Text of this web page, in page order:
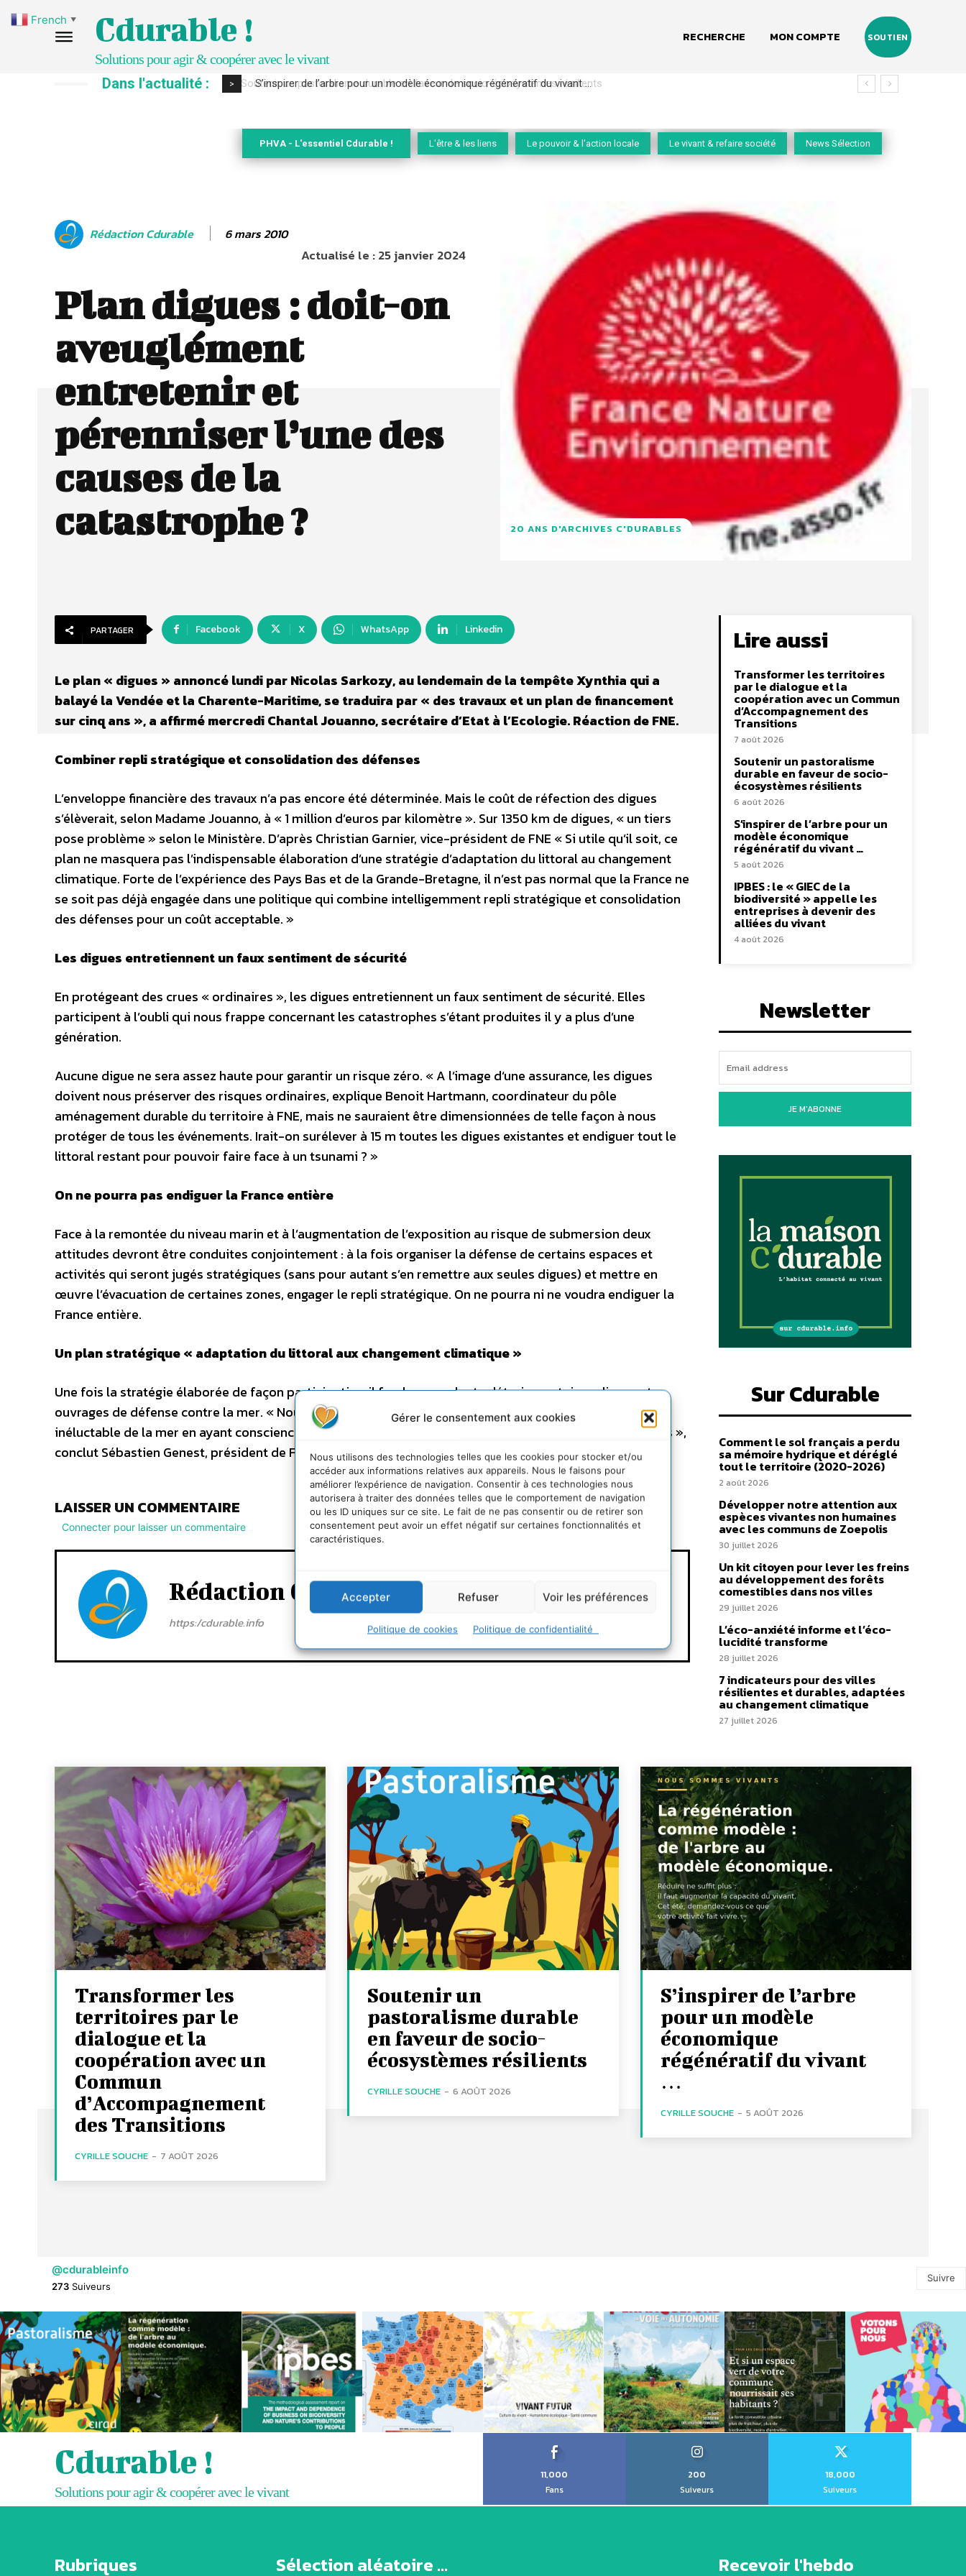
Gérer le consentement aux cookies
Nous utilisons des technologies telles que les cookies pour stocker et/ou
accéder aux informations relatives aux appareils. Nous le faisons pour
améliorer l’expérience de navigation. Consentir à ces technologies nous
autorisera à traiter des données telles que le comportement de navigation
ou les ID uniques sur ce site. Le fait de ne pas consentir ou de retirer son
consentement peut avoir un effet négatif sur certaines fonctionnalités et
caractéristiques.
Accepter Refuser Voir les préférences
Politique de cookies Politique de confidentialité
Cdurable !
Solutions pour agir & coopérer avec le vivant
RECHERCHE MON COMPTE SOUTIEN
Dans l'actualité : > S’inspirer de l’arbre pour un modèle économique régénératif du vivant …
PHVA - L'essentiel Cdurable ! L'être & les liens Le pouvoir & l'action locale Le vivant & refaire société News Sélection
Rédaction Cdurable 6 mars 2010
Actualisé le :25 janvier 2024
Plan digues : doit-on
aveuglément
entretenir et
pérenniser l’une des
causes de la
catastrophe ?
20 ANS D'ARCHIVES C'DURABLES
PARTAGER Facebook X WhatsApp Linkedin
Le plan « digues » annoncé lundi par Nicolas Sarkozy, au lendemain de la tempête Xynthia qui a
balayé la Vendée et la Charente-Maritime, se traduira par « des travaux et un plan de financement
sur cinq ans », a affirmé mercredi Chantal Jouanno, secrétaire d’Etat à l’Ecologie. Réaction de FNE.
Combiner repli stratégique et consolidation des défenses
L’enveloppe financière des travaux n’a pas encore été déterminée. Mais le coût de réfection des digues
s’élèverait, selon Madame Jouanno, à « 1 million d’euros par kilomètre ». Sur 1350 km de digues, « un tiers
pose problème » selon le Ministère. D’après Christian Garnier, vice-président de FNE « Si utile qu’il soit, ce
plan ne masquera pas l’indispensable élaboration d’une stratégie d’adaptation du littoral au changement
climatique. Forte de l’expérience des Pays Bas et de la Grande-Bretagne, il n’est pas normal que la France ne
se soit pas déjà engagée dans une politique qui combine intelligemment repli stratégique et consolidation
des défenses pour un coût acceptable. »
Les digues entretiennent un faux sentiment de sécurité
En protégeant des crues « ordinaires », les digues entretiennent un faux sentiment de sécurité. Elles
participent à l’oubli qui nous frappe concernant les catastrophes s’étant produites il y a plus d’une
génération.
Aucune digue ne sera assez haute pour garantir un risque zéro. « A l’image d‘une assurance, les digues
doivent nous préserver des risques ordinaires, explique Benoit Hartmann, coordinateur du pôle
aménagement durable du territoire à FNE, mais ne sauraient être dimensionnées de telle façon à nous
protéger de tous les événements. Irait-on surélever à 15 m toutes les digues existantes et endiguer tout le
littoral restant pour pouvoir faire face à un tsunami ? »
On ne pourra pas endiguer la France entière
Face à la remontée du niveau marin et à l’augmentation de l’exposition au risque de submersion deux
attitudes devront être conduites conjointement : à la fois organiser la défense de certains espaces et
activités qui seront jugés stratégiques (sans pour autant s’en remettre aux seules digues) et mettre en
œuvre l’évacuation de certaines zones, engager le repli stratégique. On ne pourra ni ne voudra endiguer la
France entière.
Un plan stratégique « adaptation du littoral aux changement climatique »
Une fois la stratégie élaborée de façon participative, il faudra sans doute détruire certaines digues et
ouvrages de défense contre la mer. « Nous ne pourrons faire l’économie de l’anticipation de la remontée
inéluctable de la mer en ayant conscience que nous ne domestiquerons jamais les événements extrêmes »,
conclut Sébastien Genest, président de FNE.
LAISSER UN COMMENTAIRE
Connecter pour laisser un commentaire
Rédaction Cdurable
https:/cdurable.info
Lire aussi
Transformer les territoires
par le dialogue et la
coopération avec un Commun
d’Accompagnement des
Transitions
7 août 2026
Soutenir un pastoralisme
durable en faveur de socio-
écosystèmes résilients
6 août 2026
S’inspirer de l’arbre pour un
modèle économique
régénératif du vivant …
5 août 2026
IPBES : le « GIEC de la
biodiversité » appelle les
entreprises à devenir des
alliées du vivant
4 août 2026
Newsletter
JE M'ABONNE
Sur Cdurable
Comment le sol français a perdu
sa mémoire hydrique et déréglé
tout le territoire (2020-2026)
2 août 2026
Développer notre attention aux
espèces vivantes non humaines
avec les communs de Zoepolis
30 juillet 2026
Un kit citoyen pour lever les freins
au développement des forêts
comestibles dans nos villes
29 juillet 2026
L’éco-anxiété informe et l’éco-
lucidité transforme
28 juillet 2026
7 indicateurs pour des villes
résilientes et durables, adaptées
au changement climatique
27 juillet 2026
Transformer les
territoires par le
dialogue et la
coopération avec un
Commun
d’Accompagnement
des Transitions
CYRILLE SOUCHE - 7 AOÛT 2026
Soutenir un
pastoralisme durable
en faveur de socio-
écosystèmes résilients
CYRILLE SOUCHE - 6 AOÛT 2026
S’inspirer de l’arbre
pour un modèle
économique
régénératif du vivant
…
CYRILLE SOUCHE - 5 AOÛT 2026
@cdurableinfo
273 Suiveurs
Suivre
Cdurable !
Solutions pour agir & coopérer avec le vivant
11,000
Fans
200
Suiveurs
18,000
Suiveurs
Rubriques Sélection aléatoire ... Recevoir l'hebdo
French ▼